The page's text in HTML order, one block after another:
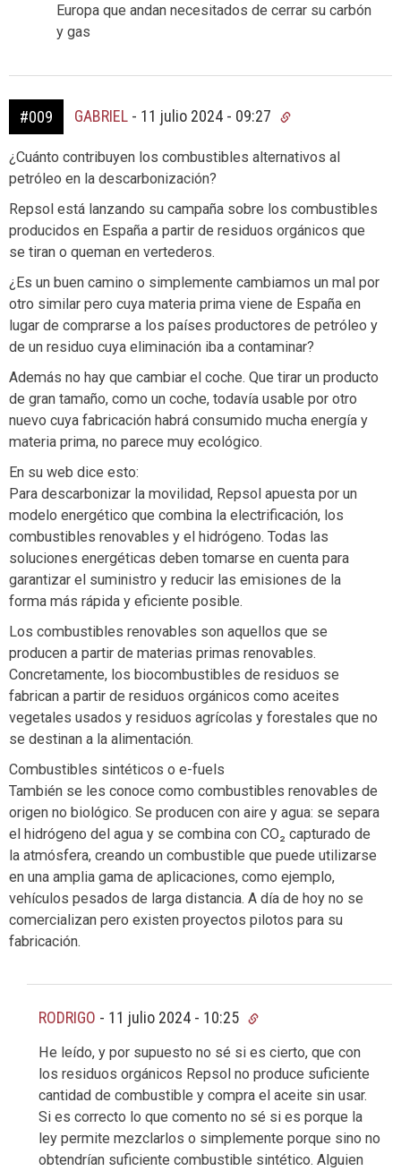
Europa que andan necesitados de cerrar su carbón
y gas
#009 GABRIEL - 11 julio 2024 - 09:27
¿Cuánto contribuyen los combustibles alternativos al
petróleo en la descarbonización?
Repsol está lanzando su campaña sobre los combustibles
producidos en España a partir de residuos orgánicos que
se tiran o queman en vertederos.
¿Es un buen camino o simplemente cambiamos un mal por
otro similar pero cuya materia prima viene de España en
lugar de comprarse a los países productores de petróleo y
de un residuo cuya eliminación iba a contaminar?
Además no hay que cambiar el coche. Que tirar un producto
de gran tamaño, como un coche, todavía usable por otro
nuevo cuya fabricación habrá consumido mucha energía y
materia prima, no parece muy ecológico.
En su web dice esto:
Para descarbonizar la movilidad, Repsol apuesta por un
modelo energético que combina la electrificación, los
combustibles renovables y el hidrógeno. Todas las
soluciones energéticas deben tomarse en cuenta para
garantizar el suministro y reducir las emisiones de la
forma más rápida y eficiente posible.
Los combustibles renovables son aquellos que se
producen a partir de materias primas renovables.
Concretamente, los biocombustibles de residuos se
fabrican a partir de residuos orgánicos como aceites
vegetales usados y residuos agrícolas y forestales que no
se destinan a la alimentación.
Combustibles sintéticos o e-fuels
También se les conoce como combustibles renovables de
origen no biológico. Se producen con aire y agua: se separa
el hidrógeno del agua y se combina con CO₂ capturado de
la atmósfera, creando un combustible que puede utilizarse
en una amplia gama de aplicaciones, como ejemplo,
vehículos pesados de larga distancia. A día de hoy no se
comercializan pero existen proyectos pilotos para su
fabricación.
RODRIGO - 11 julio 2024 - 10:25
He leído, y por supuesto no sé si es cierto, que con
los residuos orgánicos Repsol no produce suficiente
cantidad de combustible y compra el aceite sin usar.
Si es correcto lo que comento no sé si es porque la
ley permite mezclarlos o simplemente porque sino no
obtendrían suficiente combustible sintético. Alguien